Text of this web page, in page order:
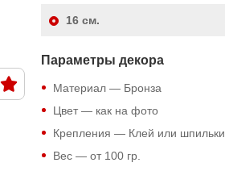
16см.
Параметры декора
Материал — Бронза
Цвет — как на фото
Крепления — Клей или шпильки
Вес — от 100 гр.